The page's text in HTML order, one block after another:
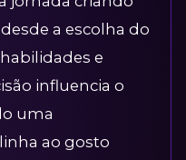
a escolha do
e
influencia o
uma
ao gosto